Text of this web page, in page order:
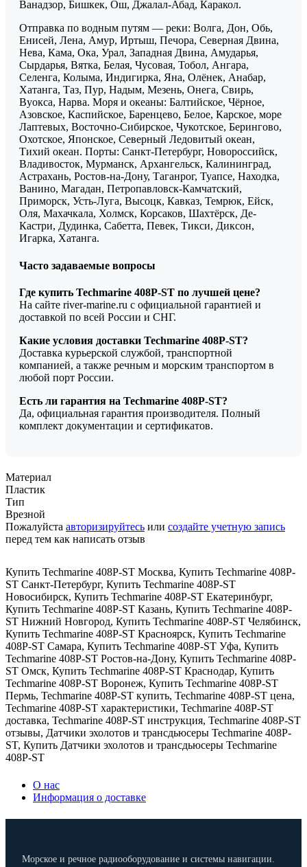
Ванадзор, Бишкек, Ош, Джалал-Абад, Каракол.
Отправка по водным путям — реки: Волга, Дон, Обь,
Енисей, Лена, Амур, Иртыш, Печора, Северная Двина,
Нева, Кама, Ока, Урал, Западная Двина, Амударья,
Сырдарья, Вятка, Белая, Чусовая, Тобол, Ангара,
Селенга, Колыма, Индигирка, Яна, Олёнек, Анабар,
Хатанга, Таз, Пур, Надым, Мезень, Онега, Свирь,
Вуокса, Нарва. Моря и океаны: Балтийское, Чёрное,
Азовское, Каспийское, Баренцево, Белое, Карское, море
Лаптевых, Восточно-Сибирское, Чукотское, Берингово,
Охотское, Японское, Северный Ледовитый океан,
Тихий океан. Порты: Санкт-Петербург, Новороссийск,
Владивосток, Мурманск, Архангельск, Калининград,
Астрахань, Ростов-на-Дону, Таганрог, Туапсе, Находка,
Ванино, Магадан, Петропавловск-Камчатский,
Приморск, Усть-Луга, Высоцк, Кавказ, Темрюк, Ейск,
Оля, Махачкала, Холмск, Корсаков, Шахтёрск, Де-
Кастри, Дудинка, Сабетта, Певек, Тикси, Диксон,
Игарка, Хатанга.
Часто задаваемые вопросы
Где купить Techmarine 408P-ST по лучшей цене?
На сайте river-marine.ru с официальной гарантией и
доставкой по всей России и СНГ.
Какие условия доставки Techmarine 408P-ST?
Доставка курьерской службой, транспортной
компанией, а также речным и морским транспортом в
любой порт России.
Есть ли гарантия на Techmarine 408P-ST?
Да, официальная гарантия производителя. Полный
комплект документации и сертификатов.
Материал
Пластик
Тип
Врезной
Пожалуйста авторизируйтесь или создайте учетную запись
перед тем как написать отзыв
Купить Techmarine 408P-ST Москва, Купить Techmarine 408P-
ST Санкт-Петербург, Купить Techmarine 408P-ST
Новосибирск, Купить Techmarine 408P-ST Екатеринбург,
Купить Techmarine 408P-ST Казань, Купить Techmarine 408P-
ST Нижний Новгород, Купить Techmarine 408P-ST Челябинск,
Купить Techmarine 408P-ST Красноярск, Купить Techmarine
408P-ST Самара, Купить Techmarine 408P-ST Уфа, Купить
Techmarine 408P-ST Ростов-на-Дону, Купить Techmarine 408P-
ST Омск, Купить Techmarine 408P-ST Краснодар, Купить
Techmarine 408P-ST Воронеж, Купить Techmarine 408P-ST
Пермь, Techmarine 408P-ST купить, Techmarine 408P-ST цена,
Techmarine 408P-ST характеристики, Techmarine 408P-ST
доставка, Techmarine 408P-ST инструкция, Techmarine 408P-ST
отзывы, Датчики эхолотов и трансдьюсеры Techmarine 408P-
ST, Купить Датчики эхолотов и трансдьюсеры Techmarine
408P-ST
О нас
Информация о доставке
Морское и речное радиооборудование и системы навигации.